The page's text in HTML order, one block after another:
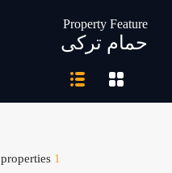
Property Feature
حمام ترکی
1
properties